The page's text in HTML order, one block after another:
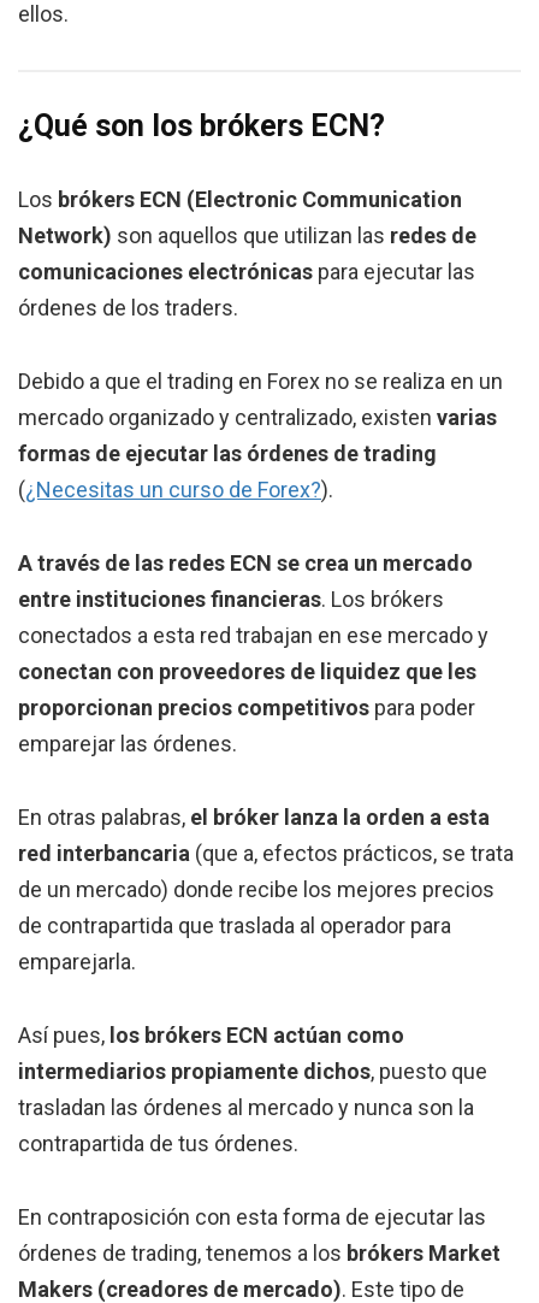
ellos.
¿Qué son los brókers ECN?
Los brókers ECN (Electronic Communication
Network) son aquellos que utilizan las redes de
comunicaciones electrónicas para ejecutar las
órdenes de los traders.
Debido a que el trading en Forex no se realiza en un
mercado organizado y centralizado, existen varias
formas de ejecutar las órdenes de trading
(¿Necesitas un curso de Forex?).
A través de las redes ECN se crea un mercado
entre instituciones financieras. Los brókers
conectados a esta red trabajan en ese mercado y
conectan con proveedores de liquidez que les
proporcionan precios competitivos para poder
emparejar las órdenes.
En otras palabras, el bróker lanza la orden a esta
red interbancaria (que a, efectos prácticos, se trata
de un mercado) donde recibe los mejores precios
de contrapartida que traslada al operador para
emparejarla.
Así pues, los brókers ECN actúan como
intermediarios propiamente dichos, puesto que
trasladan las órdenes al mercado y nunca son la
contrapartida de tus órdenes.
En contraposición con esta forma de ejecutar las
órdenes de trading, tenemos a los brókers Market
Makers (creadores de mercado). Este tipo de